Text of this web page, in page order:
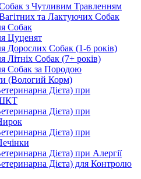
з Чутливим Травленням
та Лактуючих Собак
Собак
Цуценят
Дорослих Собак (1-6 років)
Літніх Собак (7+ років)
Собак за Породою
(Вологий Корм)
Дієта) при
ШКТ
Дієта) при
Дієта) при
Дієта) при Алергії
Дієта) для Контролю